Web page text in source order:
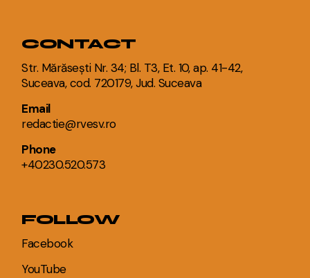
CONTACT
Str. Mărăsești Nr. 34; Bl. T3, Et. 10, ap. 41-42,
Suceava, cod. 720179, Jud. Suceava
Email
redactie@rvesv.ro
Phone
+40230.520.573
FOLLOW
Facebook
YouTube